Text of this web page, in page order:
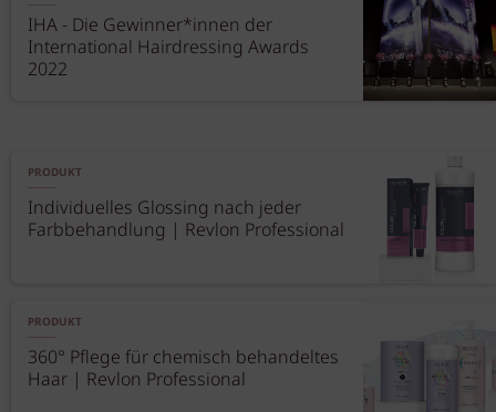
IHA - Die Gewinner*innen der
International Hairdressing Awards
2022
PRODUKT
Individuelles Glossing nach jeder
Farbbehandlung | Revlon Professional
PRODUKT
360° Pflege für chemisch behandeltes
Haar | Revlon Professional